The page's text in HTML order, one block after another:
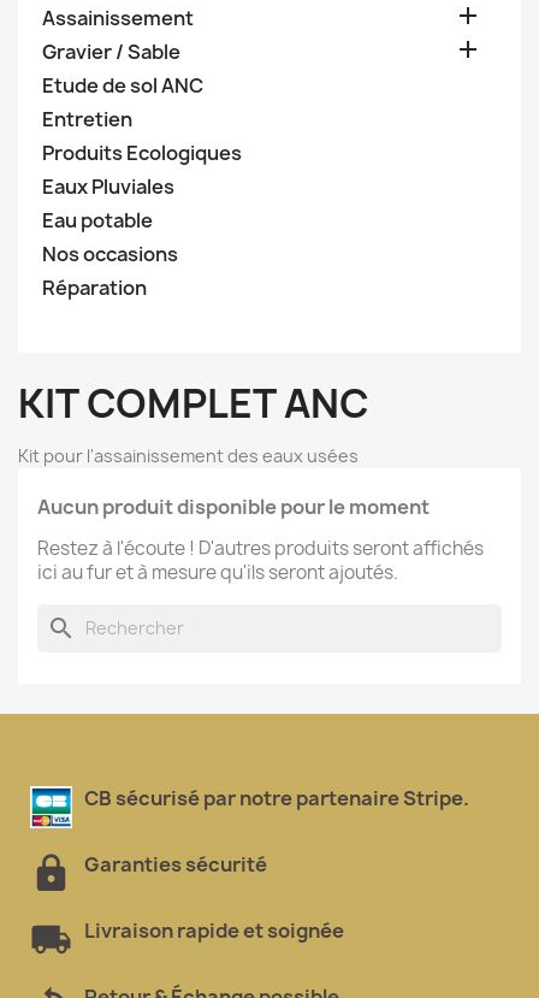
Assainissement 
Gravier / Sable 
Etude de sol ANC
Entretien
Produits Ecologiques
Eaux Pluviales
Eau potable
Nos occasions
Réparation
KIT COMPLET ANC
Kit pour l'assainissement des eaux usées
Aucun produit disponible pour le moment
Restez à l'écoute ! D'autres produits seront affichés
ici au fur et à mesure qu'ils seront ajoutés.
search
CB sécurisé par notre partenaire Stripe.
Garanties sécurité
Livraison rapide et soignée